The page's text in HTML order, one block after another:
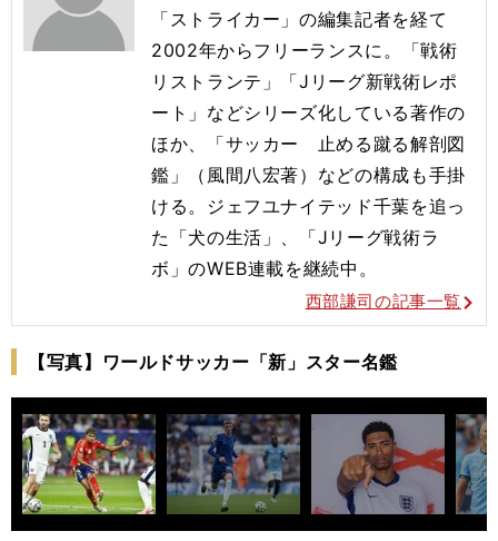
「ストライカー」の編集記者を経て
2002年からフリーランスに。「戦術
リストランテ」「Jリーグ新戦術レポ
ート」などシリーズ化している著作の
ほか、「サッカー 止める蹴る解剖図
鑑」（風間八宏著）などの構成も手掛
ける。ジェフユナイテッド千葉を追っ
た「犬の生活」、「Jリーグ戦術ラ
ボ」のWEB連載を継続中。
西部謙司の記事一覧
【写真】ワールドサッカー「新」スター名鑑